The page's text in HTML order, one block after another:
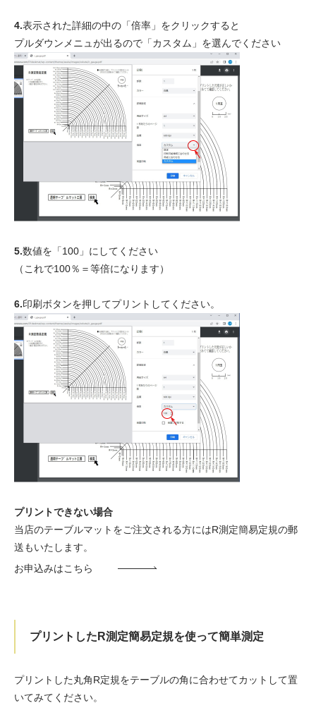
4.表示された詳細の中の「倍率」をクリックすると
プルダウンメニュが出るので「カスタム」を選んでください
5.数値を「100」にしてください
（これで100％＝等倍になります）
6.印刷ボタンを押してプリントしてください。
プリントできない場合
当店のテーブルマットをご注文される方にはR測定簡易定規の郵
送もいたします。
お申込みはこちら
プリントしたR測定簡易定規を使って簡単測定
プリントした丸角R定規をテーブルの角に合わせてカットして置
いてみてください。